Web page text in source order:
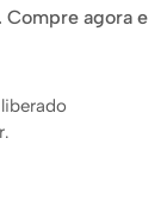
Compre agora e